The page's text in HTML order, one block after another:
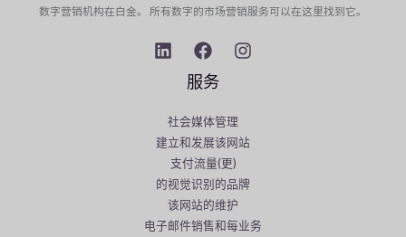
数字营销机构在白金。 所有数字的市场营销服务可以在这里找到它。
服务
社会媒体管理
建立和发展该网站
支付流量(更)
的视觉识别的品牌
该网站的维护
电子邮件销售和每业务